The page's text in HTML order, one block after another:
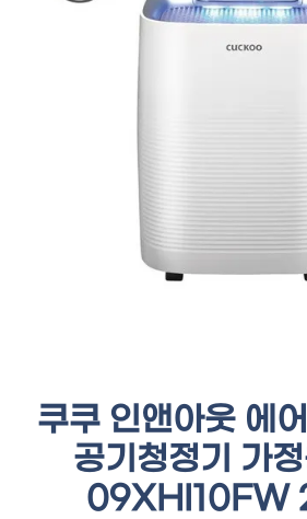
쿠쿠 인앤아웃 에
공기청정기 가
09XHI10FW